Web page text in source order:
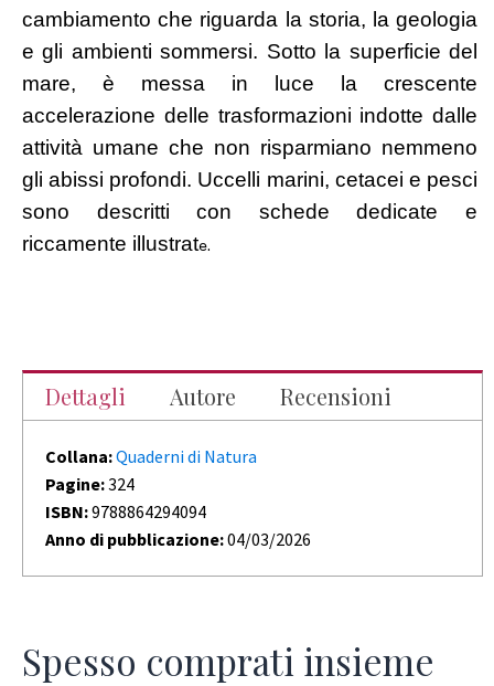
cambiamento che riguarda la storia, la geologia
e gli ambienti sommersi. Sotto la superficie del
mare, è messa in luce la crescente
accelerazione delle trasformazioni indotte dalle
attività umane che non risparmiano nemmeno
gli abissi profondi. Uccelli marini, cetacei e pesci
sono descritti con schede dedicate e
riccamente illustrate.
Dettagli Autore Recensioni
Collana:Quaderni di Natura
Pagine:324
ISBN:9788864294094
Anno di pubblicazione:04/03/2026
Spesso comprati insieme